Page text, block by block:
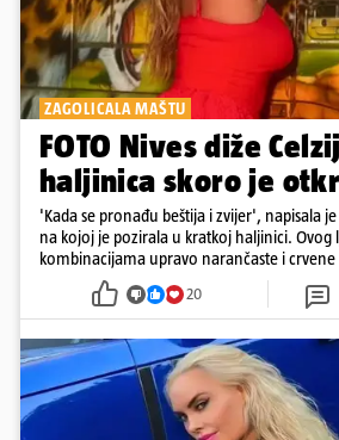
ZAGOLICALA MAŠTU
FOTO Nives diže
haljinica skoro je
'Kada se pronađu beštija i zvijer', napisala
na kojoj je pozirala u kratkoj haljinici. Ovog
kombinacijama upravo narančaste i crvene
20